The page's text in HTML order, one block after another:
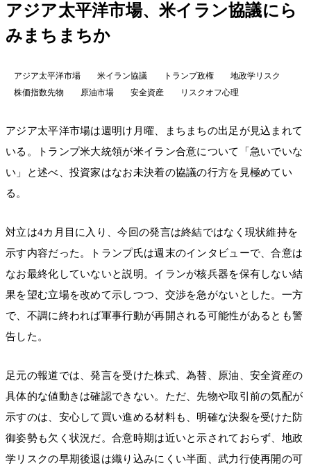
アジア太平洋市場、米イラン協議にら
みまちまちか
アジア太平洋市場 米イラン協議 トランプ政権
地政学リスク
株価指数先物
原油市場 安全資産 リスクオフ心理
アジア太平洋市場は週明け月曜、まちまちの出足が見込まれて
いる。トランプ米大統領が米イラン合意について「急いでいな
い」と述べ、投資家はなお未決着の協議の行方を見極めてい
る。
対立は4カ月目に入り、今回の発言は終結ではなく現状維持を
示す内容だった。トランプ氏は週末のインタビューで、合意は
なお最終化していないと説明。イランが核兵器を保有しない結
果を望む立場を改めて示しつつ、交渉を急がないとした。一方
で、不調に終われば軍事行動が再開される可能性があるとも警
告した。
足元の報道では、発言を受けた株式、為替、原油、安全資産の
具体的な値動きは確認できない。ただ、先物や取引前の気配が
示すのは、安心して買い進める材料も、明確な決裂を受けた防
御姿勢も欠く状況だ。合意時期は近いと示されておらず、地政
学リスクの早期後退は織り込みにくい半面、武力行使再開の可